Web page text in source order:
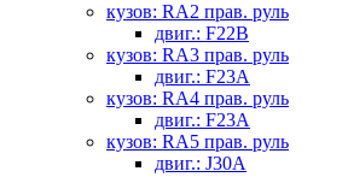
кузов: RA2 прав. руль
двиг.: F22B
кузов: RA3 прав. руль
двиг.: F23A
кузов: RA4 прав. руль
двиг.: F23A
кузов: RA5 прав. руль
двиг.: J30A